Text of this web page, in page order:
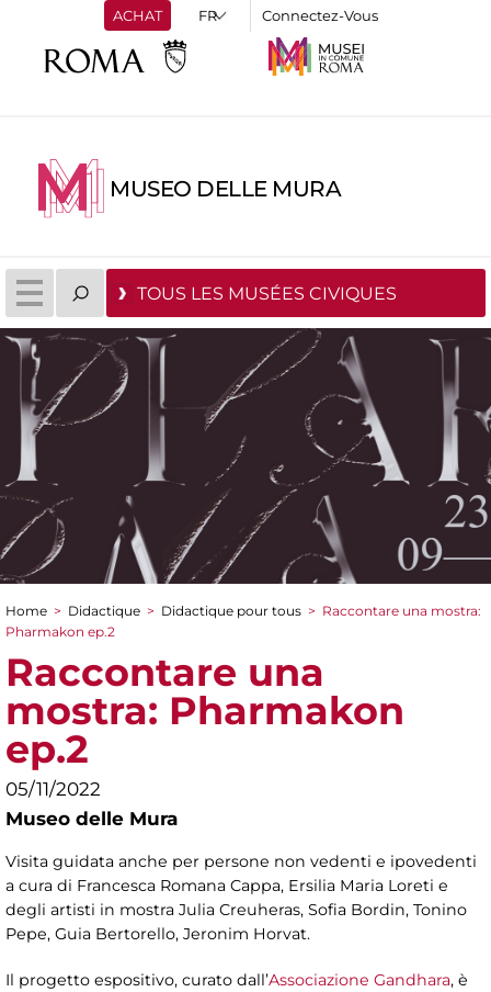
ACHAT Connectez-Vous
MUSEO DELLE MURA
TOUS LES MUSÉES CIVIQUES
You are here
Home > Didactique > Didactique pour tous > Raccontare una mostra:
Pharmakon ep.2
Raccontare una
mostra: Pharmakon
ep.2
05/11/2022
Museo delle Mura
Visita guidata anche per persone non vedenti e ipovedenti
a cura di Francesca Romana Cappa, Ersilia Maria Loreti e
degli artisti in mostra Julia Creuheras, Sofia Bordin, Tonino
Pepe, Guia Bertorello, Jeronim Horvat.
Il progetto espositivo, curato dall’Associazione Gandhara, è